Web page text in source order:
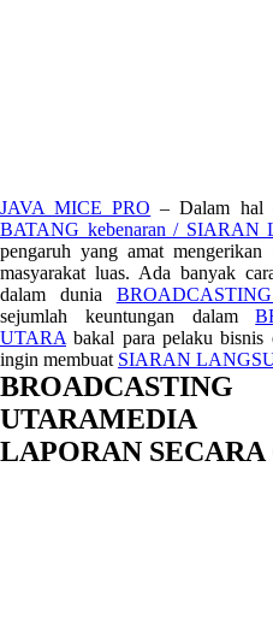
JAVA MICE PRO – Dalam hal
BATANG kebenaran /
pengaruh yang amat
masyarakat luas. Ada banyak
dalam dunia
sejumlah keuntungan dalam
UTARA bakal para pelaku
ingin membuat SIARAN
UTARAMEDIA
LAPORAN SECARA